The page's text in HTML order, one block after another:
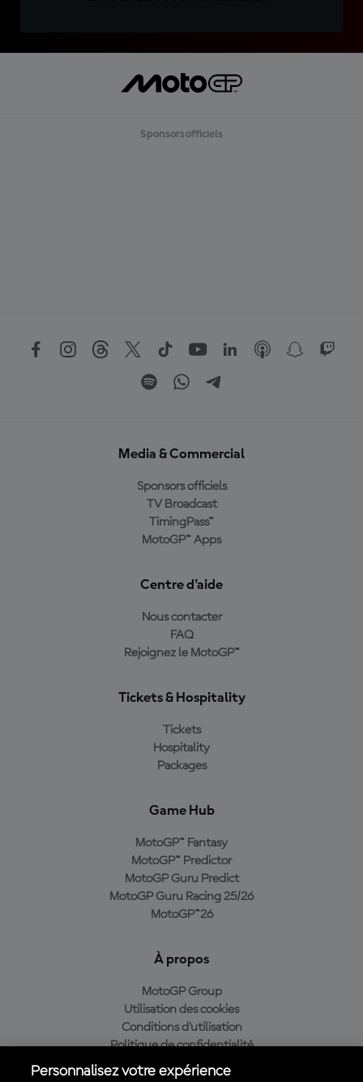
Sponsors officiels
Media & Commercial
Sponsors officiels
TV Broadcast
TimingPass™
MotoGP™ Apps
Centre d'aide
Nous contacter
FAQ
Rejoignez le MotoGP™
Tickets & Hospitality
Tickets
Hospitality
Packages
Game Hub
MotoGP™ Fantasy
MotoGP™ Predictor
MotoGP Guru Predict
MotoGP Guru Racing 25/26
MotoGP™26
À propos
MotoGP Group
Utilisation des cookies
Conditions d'utilisation
Politique de confidentialité
Politique d’achat
Personnalisez votre expérience